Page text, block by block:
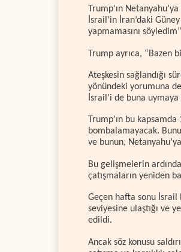
Trump’ın
İsrail’in İran’daki
yapmamasını
Trump ayrıca,
Ateşkesin sağlandığı
yönündeki yorumuna
İsrail’i de buna
Trump’ın bu
bombalamayacak.
ve bunun,
Bu gelişmelerin
çatışmaların yeniden
Geçen hafta sonu İsrail
seviyesine ulaştığı ve
edildi.
Ancak söz konusu